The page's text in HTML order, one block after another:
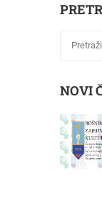
NOVI